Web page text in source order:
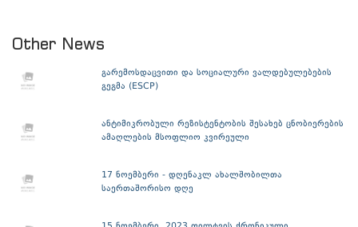
Other News
გარემოსდაცვითი და სოციალური ვალდებულებების
გეგმა (ESCP)
ანტიმიკრობული რეზისტენტობის შესახებ ცნობიერების
ამაღლების მსოფლიო კვირეული
17 ნოემბერი - დღენაკლ ახალშობილთა
საერთაშორისო დღე